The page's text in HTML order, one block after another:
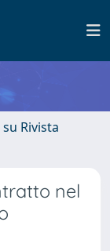
Rivista
nel